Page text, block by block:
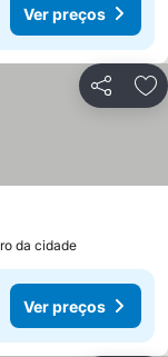
Ver preços
Partilhar
da cidade
Ver preços